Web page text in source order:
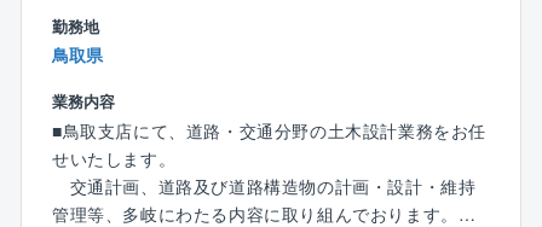
■社風
創立から60年以上、地域に密着したローカルなものか
自ら手を挙げた方は積極的に登用してもらえる風土が
あり、意欲のある方はどんどん成長できる環境です。
■自己研鑽ができる環境
同社は技術職の人数が8割以上を占めており、技術を売
勤務地
鳥取県
業務内容
■鳥取支店にて、道路・交通分野の土木設計業務をお任
せいたします。
交通計画、道路及び道路構造物の計画・設計・維持
管理等、多岐にわたる内容に取り組んでおります。